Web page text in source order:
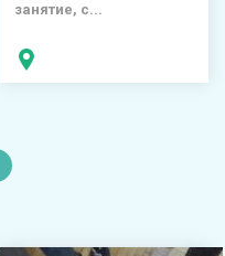
занятие, с...